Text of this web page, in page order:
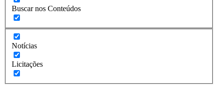
Buscar nos Conteúdos
Notícias
Licitações